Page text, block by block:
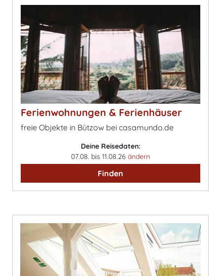
Ferienwohnungen & Ferienhäuser
freie Objekte in Bützow bei casamundo.de
Deine Reisedaten:
07.08. bis 11.08.26 ändern
Finden